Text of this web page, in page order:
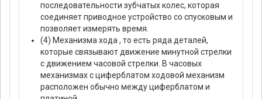
последовательности зубчатых колес, которая
соединяет приводное устройство со спусковым и
позволяет измерять время.
(4) Механизма хода , то есть ряда деталей,
которые связывают движение минутной стрелки
с движением часовой стрелки. В часовых
механизмах с циферблатом ходовой механизм
расположен обычно между циферблатом и